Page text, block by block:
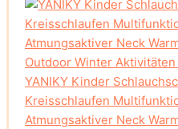
YANIKY Kinder
Kreisschlaufen
Atmungsaktiver Neck